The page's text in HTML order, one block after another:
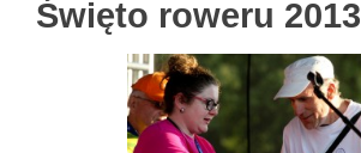
Święto roweru 2013